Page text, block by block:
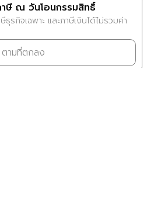
าษี ณ วันโอนกรรมสิทธิ์
รกิจเฉพาะ และภาษีเงินได้ไม่รวมค่า
ตามที่ตกลง